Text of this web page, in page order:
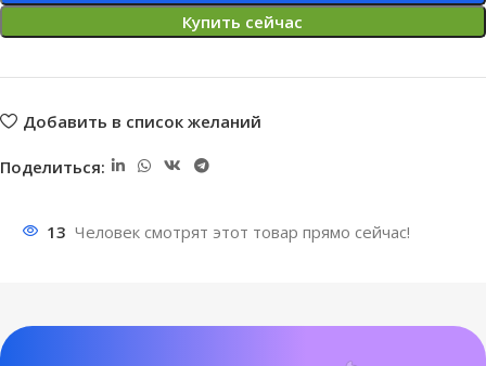
Купить сейчас
Добавить в список желаний
Поделиться:
13 Человек смотрят этот товар прямо сейчас!